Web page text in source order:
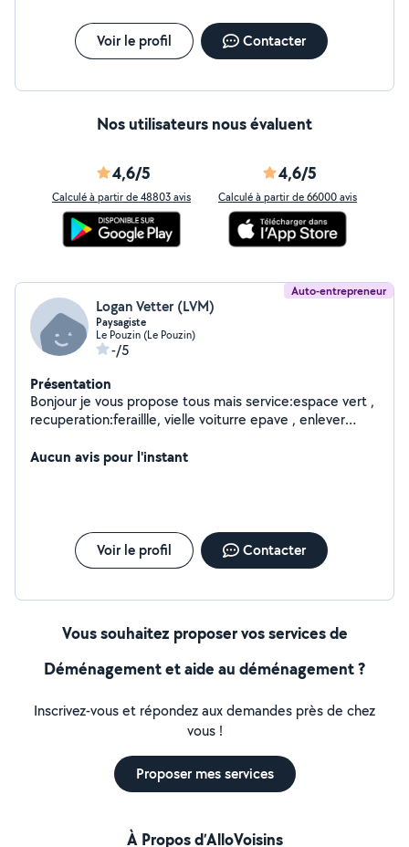
Voir le profil Contacter
Nos utilisateurs nous évaluent
4,6/5
Calculé à partir de 48803 avis
4,6/5
Calculé à partir de 66000 avis
Auto-entrepreneur
Logan Vetter (LVM)
Paysagiste
Le Pouzin (Le Pouzin)
-/5
Présentation
Bonjour je vous propose tous mais service:espace vert ,
recuperation:feraillle, vielle voiturre epave , enlever
Aucun avis pour l'instant
Voir le profil Contacter
Vous souhaitez proposer vos services de
Déménagement et aide au déménagement ?
Inscrivez-vous et répondez aux demandes près de chez
vous !
Proposer mes services
À Propos d’AlloVoisins